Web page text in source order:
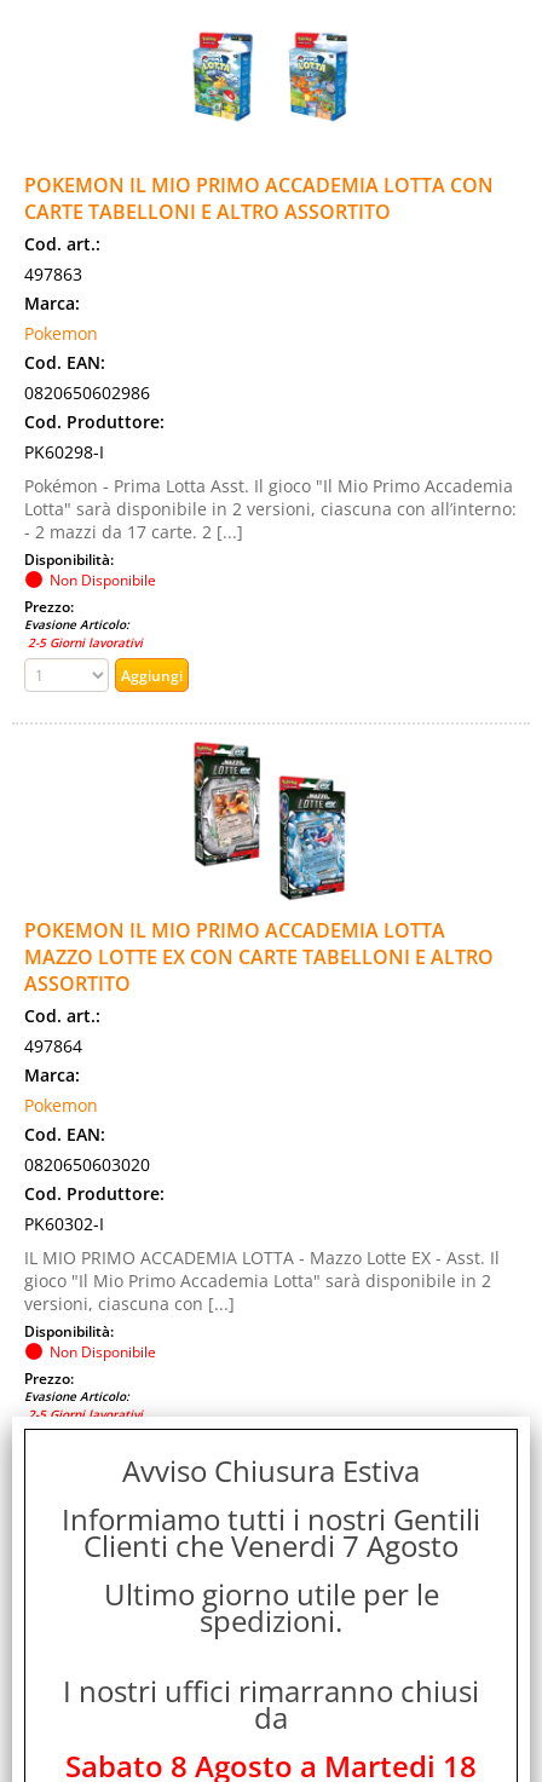
POKEMON IL MIO PRIMO ACCADEMIA LOTTA CON
CARTE TABELLONI E ALTRO ASSORTITO
Cod. art.:
497863
Marca:
Pokemon
Cod. EAN:
0820650602986
Cod. Produttore:
PK60298-I
Pokémon - Prima Lotta Asst. Il gioco "Il Mio Primo Accademia
Lotta" sarà disponibile in 2 versioni, ciascuna con all’interno:
- 2 mazzi da 17 carte. 2 [...]
Disponibilità:
Non Disponibile
Prezzo:
Evasione Articolo:
2-5 Giorni lavorativi
POKEMON IL MIO PRIMO ACCADEMIA LOTTA
MAZZO LOTTE EX CON CARTE TABELLONI E ALTRO
ASSORTITO
Cod. art.:
497864
Marca:
Pokemon
Cod. EAN:
0820650603020
Cod. Produttore:
PK60302-I
IL MIO PRIMO ACCADEMIA LOTTA - Mazzo Lotte EX - Asst. Il
gioco "Il Mio Primo Accademia Lotta" sarà disponibile in 2
versioni, ciascuna con [...]
Disponibilità:
Non Disponibile
Prezzo:
Evasione Articolo:
2-5 Giorni lavorativi
POKEMON MAZZI LOTTA CON 60 CARTE E TANTO
Cod. art.:
Avviso Chiusura Estiva
Informiamo tutti i nostri Gentili
Clienti che Venerdi 7 Agosto
Ultimo giorno utile per le
spedizioni.
I nostri uffici rimarranno chiusi
da
Sabato 8 Agosto a Martedi 18